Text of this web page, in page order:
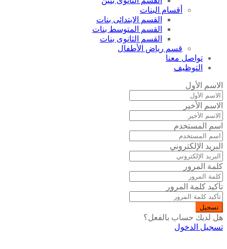
أقسام البنات
القسم الابتدائى بنات
القسم المتوسط بنات
القسم الثانوى بنات
قسم رياض الأطفال
تواصل معنا
التوظيف
الاسم الأول
الاسم الأخير
اسم المستخدم
البريد الإلكتروني
كلمة المرور
تأكيد كلمة المرور
تسجيل
هل لديك حساب بالفعل؟
تسجيل الدخول